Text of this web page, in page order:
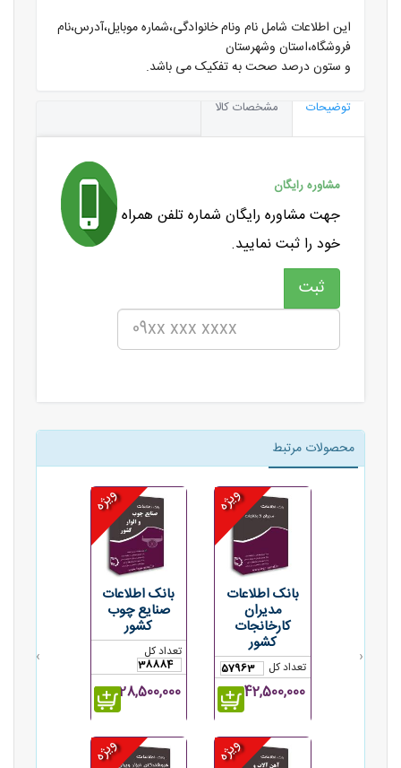
این اطلاعات شامل نام ونام خانوادگی،شماره موبایل،آدرس،نام
فروشگاه،استان وشهرستان
و ستون درصد صحت به تفکیک می باشد.
توضیحات مشخصات کالا
مشاوره رایگان
جهت مشاوره رایگان شماره تلفن همراه
خود را ثبت نمایید.
محصولات مرتبط
ویژه
بانک اطلاعات
مدیران
کارخانجات
کشور
تعداد کل 57963
42,500,000ریال
ویژه
بانک اطلاعات
صنایع چوب
کشور
تعداد کل
38884
28,500,000ریال
ویژه ویژه
‹
›